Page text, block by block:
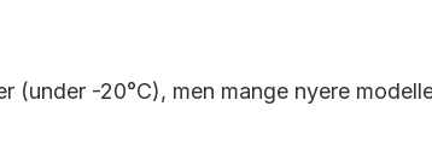
-20°C), men mange nyere